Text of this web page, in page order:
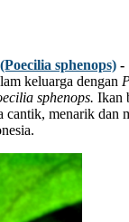
sphenops) ­-
keluarga dengan
sphenops. Ikan
menarik dan